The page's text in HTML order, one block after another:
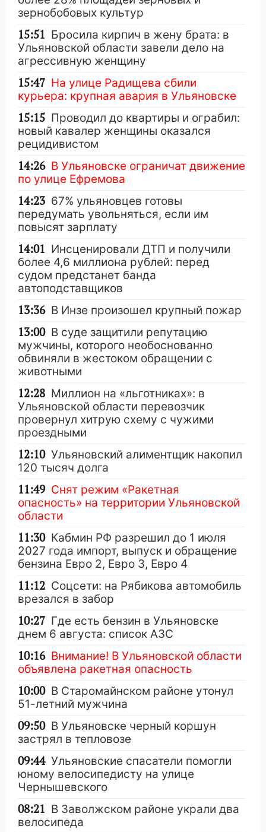
зернобобовых культур
15:51 Бросила кирпич в жену брата: в
Ульяновской области завели дело на
агрессивную женщину
15:47 На улице Радищева сбили
курьера: крупная авария в Ульяновске
15:15 Проводил до квартиры и ограбил:
новый кавалер женщины оказался
рецидивистом
14:26 В Ульяновске ограничат движение
по улице Ефремова
14:23 67% ульяновцев готовы
передумать увольняться, если им
повысят зарплату
14:01 Инсценировали ДТП и получили
более 4,6 миллиона рублей: перед
судом предстанет банда
автоподставщиков
13:36 В Инзе произошел крупный пожар
13:00 В суде защитили репутацию
мужчины, которого необоснованно
обвиняли в жестоком обращении с
животными
12:28 Миллион на «льготниках»: в
Ульяновской области перевозчик
провернул хитрую схему с чужими
проездными
12:10 Ульяновский алиментщик накопил
120 тысяч долга
11:49 Снят режим «Ракетная
опасность» на территории Ульяновской
области
11:30 Кабмин РФ разрешил до 1 июля
2027 года импорт, выпуск и обращение
бензина Евро 2, Евро 3, Евро 4
11:12 Соцсети: на Рябикова автомобиль
врезался в забор
10:27 Где есть бензин в Ульяновске
днем 6 августа: список АЗС
10:16 Внимание! В Ульяновской области
объявлена ракетная опасность
10:00 В Старомайнском районе утонул
51-летний мужчина
09:50 В Ульяновске черный коршун
застрял в тепловозе
09:44 Ульяновские спасатели помогли
юному велосипедисту на улице
Чернышевского
08:21 В Заволжском районе украли два
велосипеда